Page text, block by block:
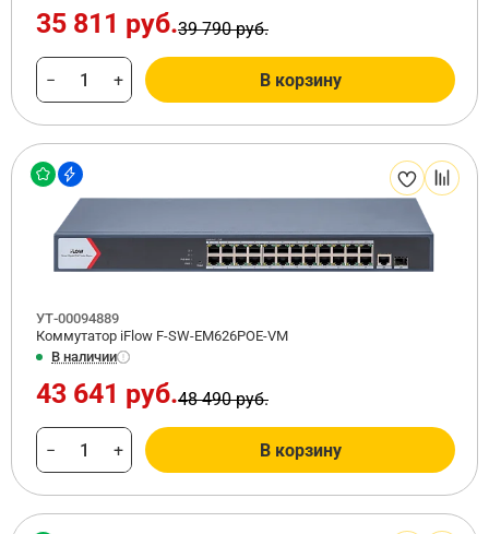
35 811 руб.39 790 руб.
− + В корзину
УТ-00094889
Коммутатор iFlow F-SW-EM626POE-VM
В наличии
43 641 руб.48 490 руб.
− + В корзину